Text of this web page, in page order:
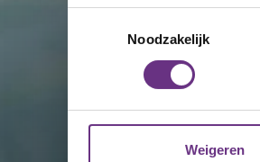
Uw apparaat
Lees meer over hoe uw
toestemming op elk
websiteverkeer te
media, adverteren en
Noodzakelijk
Weigeren